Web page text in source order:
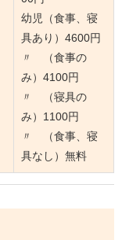
幼児（食事、寝
具あり）4600円
〃 （食事の
み）4100円
〃 （寝具の
み）1100円
〃 （食事、寝
具なし）無料